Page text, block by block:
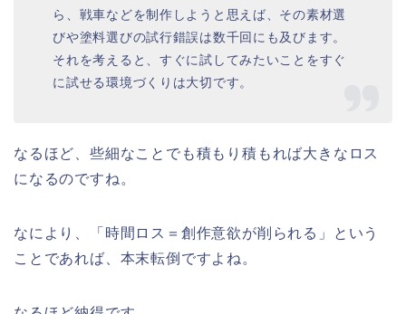
ら、戦車などを制作しようと思えば、その素材選
びや塗料選びの試行錯誤は数千回にも及びます。
それを考えると、すぐに試してみたいことをすぐ
に試せる環境づくりは大切です。
なるほど、些細なことでも積もり積もれば大きなロス
になるのですね。
なにより、「時間ロス＝創作意欲が削られる」という
ことであれば、本末転倒ですよね。